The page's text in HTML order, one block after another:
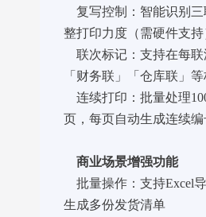
复写控制：智能识别
整打印力度（需硬件支持
联次标记：支持在每联
「财务联」「仓库联」
连续打印：批量处理
页，每页自动生成连续编
商业场景增强功能
批量操作：支持Excel
生成多份发货清单